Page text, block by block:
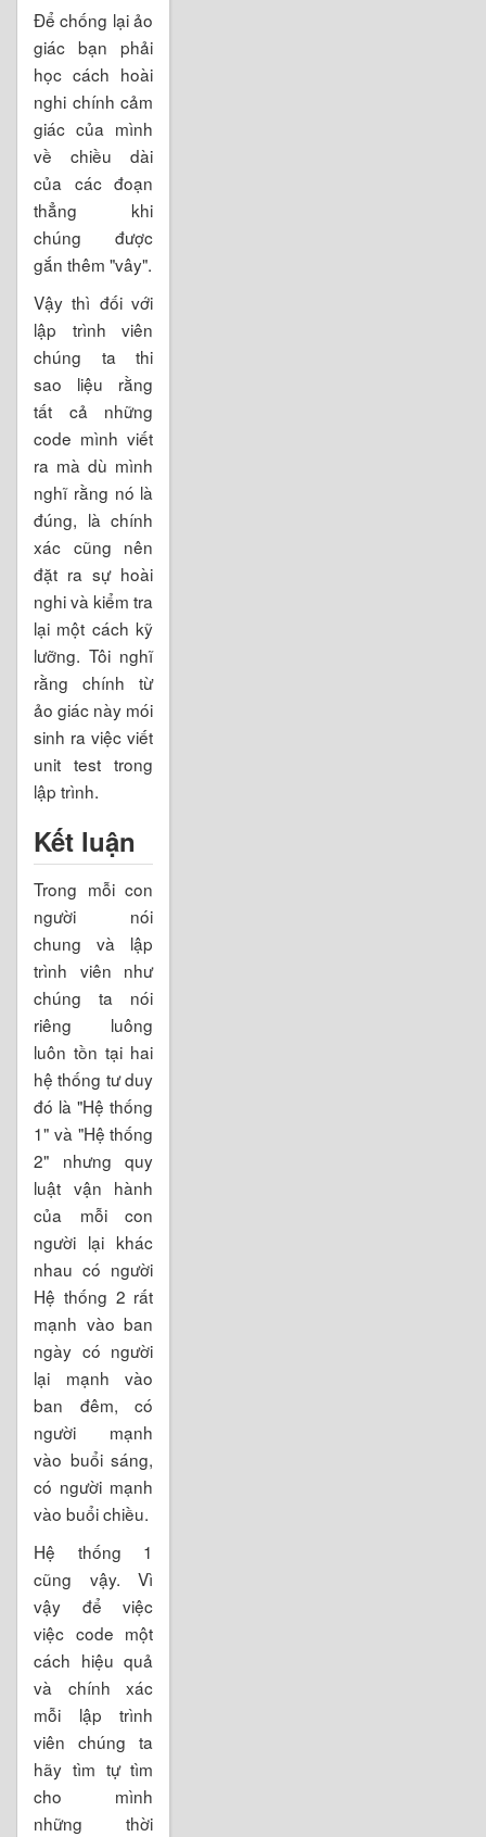
Để chống lại ảo
giác bạn phải
học cách hoài
nghi chính cảm
giác của mình
về chiều dài
của các đoạn
thẳng khi
chúng được
gắn thêm "vây".
Vậy thì đối với
lập trình viên
chúng ta thi
sao liệu rằng
tất cả những
code mình viết
ra mà dù mình
nghĩ rằng nó là
đúng, là chính
xác cũng nên
đặt ra sự hoài
nghi và kiểm tra
lại một cách kỹ
lưỡng. Tôi nghĩ
rằng chính từ
ảo giác này mói
sinh ra việc viết
unit test trong
lập trình.
Kết luận
Trong mỗi con
người nói
chung và lập
trình viên như
chúng ta nói
riêng luông
luôn tồn tại hai
hệ thống tư duy
đó là "Hệ thống
1" và "Hệ thống
2" nhưng quy
luật vận hành
của mỗi con
người lại khác
nhau có người
Hệ thống 2 rất
mạnh vào ban
ngày có người
lại mạnh vào
ban đêm, có
người mạnh
vào buổi sáng,
có người mạnh
vào buổi chiều.
Hệ thống 1
cũng vậy. Vì
vậy để việc
việc code một
cách hiệu quả
và chính xác
mỗi lập trình
viên chúng ta
hãy tìm tự tìm
cho mình
những thời